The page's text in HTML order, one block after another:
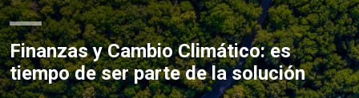
Finanzas y Cambio Climático: es
tiempo de ser parte de la solución